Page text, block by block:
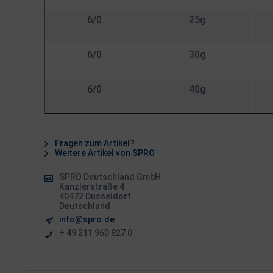
6/0 25g
6/0 30g
6/0 40g
Fragen zum Artikel?
Weitere Artikel von SPRO
SPRO Deutschland GmbH
Kanzlerstraße 4
40472 Düsseldorf
Deutschland
info@spro.de
+ 49 211 960 827 0